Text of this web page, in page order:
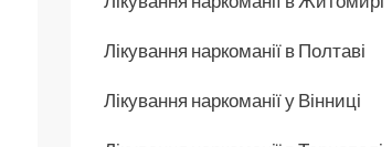
Лікування наркоманії в Полтаві
Лікування наркоманії у Вінниці